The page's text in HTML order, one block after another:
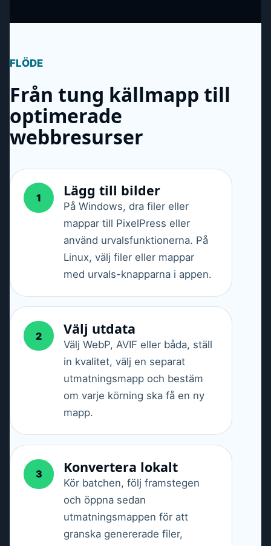
FLÖDE
Från tung källmapp till
optimerade
webbresurser
1 Lägg till bilder
På Windows, dra filer eller
mappar till PixelPress eller
använd urvalsfunktionerna. På
Linux, välj filer eller mappar
med urvals-knapparna i appen.
2 Välj utdata
Välj WebP, AVIF eller båda, ställ
in kvalitet, välj en separat
utmatningsmapp och bestäm
om varje körning ska få en ny
mapp.
3 Konvertera lokalt
Kör batchen, följ framstegen
och öppna sedan
utmatningsmappen för att
granska genererade filer,